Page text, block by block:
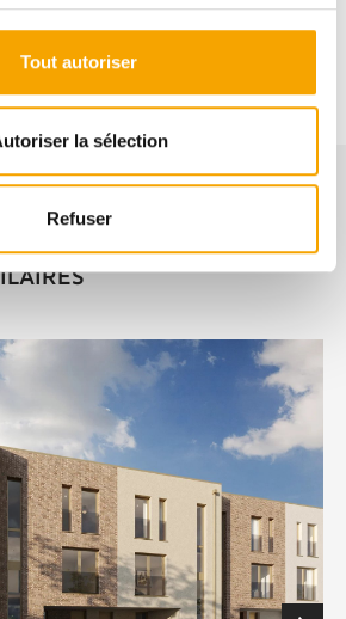
Tout autoriser
la sélection
Refuser
+352691112111